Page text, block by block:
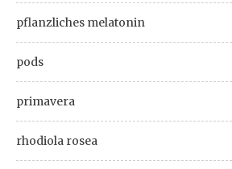
pflanzliches melatonin
pods
primavera
rhodiola rosea